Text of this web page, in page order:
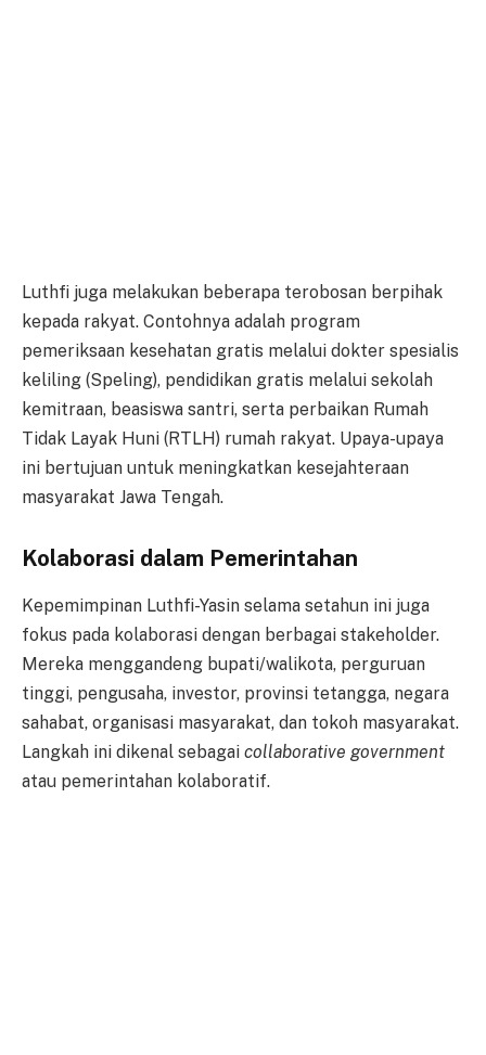
Luthfi juga melakukan beberapa terobosan berpihak
kepada rakyat. Contohnya adalah program
pemeriksaan kesehatan gratis melalui dokter spesialis
keliling (Speling), pendidikan gratis melalui sekolah
kemitraan, beasiswa santri, serta perbaikan Rumah
Tidak Layak Huni (RTLH) rumah rakyat. Upaya-upaya
ini bertujuan untuk meningkatkan kesejahteraan
masyarakat Jawa Tengah.
Kolaborasi dalam Pemerintahan
Kepemimpinan Luthfi-Yasin selama setahun ini juga
fokus pada kolaborasi dengan berbagai stakeholder.
Mereka menggandeng bupati/walikota, perguruan
tinggi, pengusaha, investor, provinsi tetangga, negara
sahabat, organisasi masyarakat, dan tokoh masyarakat.
Langkah ini dikenal sebagai collaborative government
atau pemerintahan kolaboratif.